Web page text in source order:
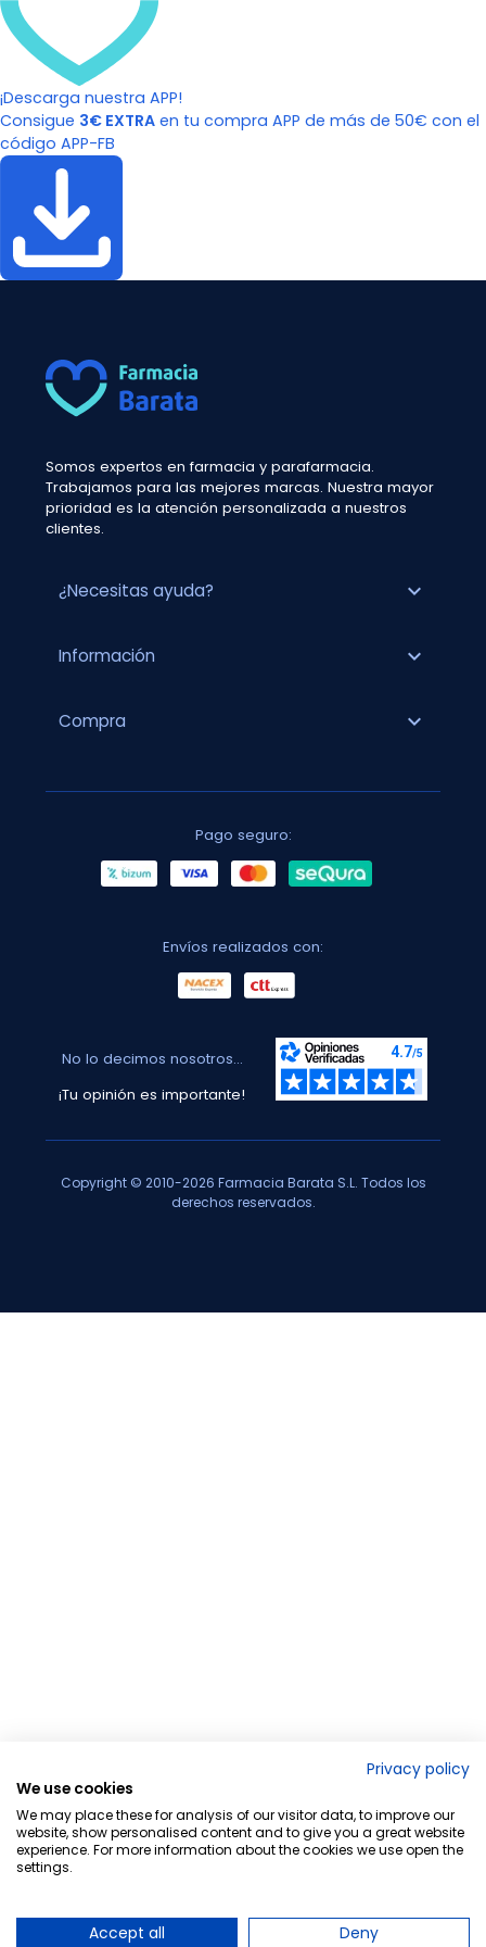
¡Descarga nuestra APP!
Consigue 3€ EXTRA en tu compra APP de más de 50€ con el
código APP-FB
Somos expertos en farmacia y parafarmacia.
Trabajamos para las mejores marcas. Nuestra mayor
prioridad es la atención personalizada a nuestros
clientes.
¿Necesitas ayuda? expand_more
Información expand_more
Compra expand_more
Pago seguro:
Envíos realizados con:
No lo decimos nosotros...
¡Tu opinión es importante!
Copyright © 2010-2026 Farmacia Barata S.L. Todos los
derechos reservados.
Privacy policy
We use cookies
We may place these for analysis of our visitor data, to improve our
website, show personalised content and to give you a great website
experience. For more information about the cookies we use open the
settings.
Accept all Deny